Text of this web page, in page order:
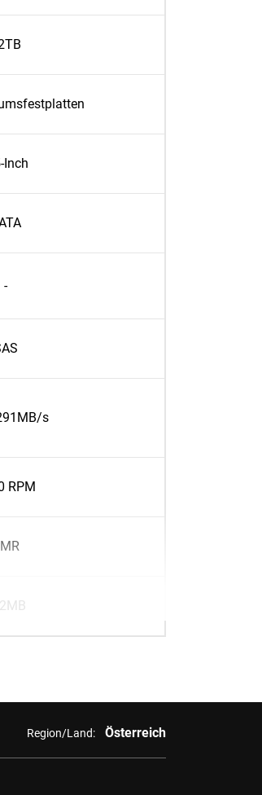
Inch
-
s
RPM
Region/Land: Österreich